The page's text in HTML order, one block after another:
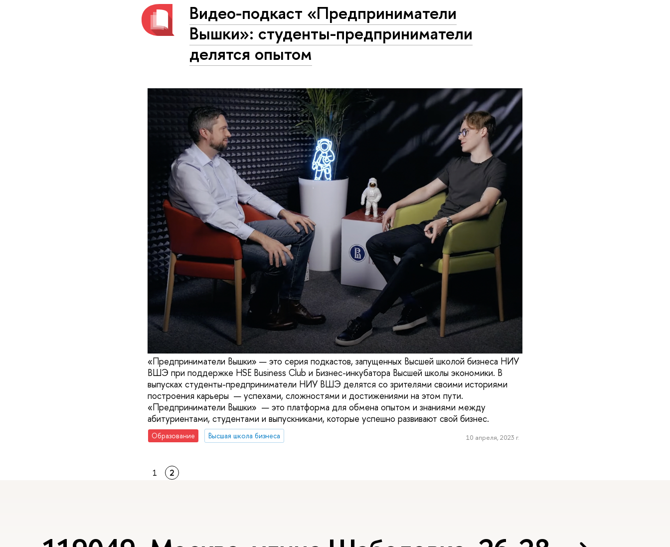
Видео-подкаст «Предприниматели
Вышки»: студенты-предприниматели
делятся опытом
«Предприниматели Вышки» — это серия подкастов, запущенных Высшей школой бизнеса НИУ
ВШЭ при поддержке HSE Business Club и Бизнес-инкубатора Высшей школы экономики. В
выпусках студенты-предприниматели НИУ ВШЭ делятся со зрителями своими историями
построения карьеры — успехами, сложностями и достижениями на этом пути.
«Предприниматели Вышки» — это платформа для обмена опытом и знаниями между
абитуриентами, студентами и выпускниками, которые успешно развивают свой бизнес.
Образование Высшая школа бизнеса 10 апреля, 2023 г.
1 2